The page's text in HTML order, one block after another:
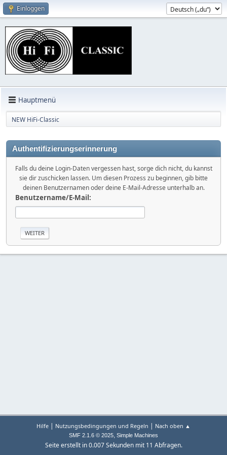
Einloggen
Hauptmenü
NEW HiFi-Classic
Authentifizierungserinnerung
Falls du deine Login-Daten vergessen hast, sorge dich nicht, du kannst
sie dir zuschicken lassen. Um diesen Prozess zu beginnen, gib bitte
deinen Benutzernamen oder deine E-Mail-Adresse unterhalb an.
Benutzername/E-Mail:
Hilfe | Nutzungsbedingungen und Regeln | Nach oben ▲
SMF 2.1.6 © 2025, Simple Machines
Seite erstellt in 0.007 Sekunden mit 11 Abfragen.